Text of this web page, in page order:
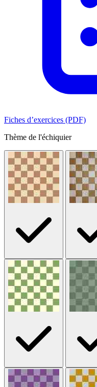
Fiches d’exercices (PDF)
Thème de l'échiquier